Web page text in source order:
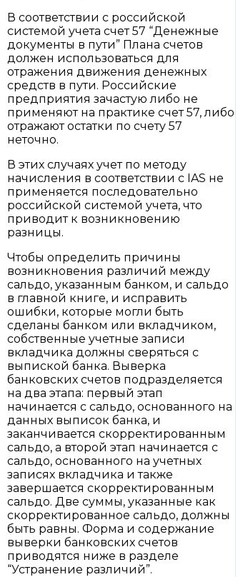
В соответствии с российской
системой учета счет 57 “Денежные
документы в пути” Плана счетов
должен использоваться для
отражения движения денежных
средств в пути. Российские
предприятия зачастую либо не
применяют на практике счет 57, либо
отражают остатки по счету 57
неточно.
В этих случаях учет по методу
начисления в соответствии с IAS не
применяется последовательно
российской системой учета, что
приводит к возникновению
разницы.
Чтобы определить причины
возникновения различий между
сальдо, указанным банком, и сальдо
в главной книге, и исправить
ошибки, которые могли быть
сделаны банком или вкладчиком,
собственные учетные записи
вкладчика должны сверяться с
выпиской банка. Выверка
банковских счетов подразделяется
на два этапа: первый этап
начинается с сальдо, основанного на
данных выписок банка, и
заканчивается скорректированным
сальдо, а второй этап начинается с
сальдо, основанного на учетных
записях вкладчика и также
завершается скорректированным
сальдо. Две суммы, указанные как
скорректированное сальдо, должны
быть равны. Форма и содержание
выверки банковских счетов
приводятся ниже в разделе
“Устранение различий”.